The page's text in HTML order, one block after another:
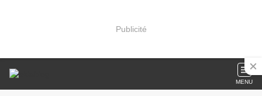
Publicité
MENU